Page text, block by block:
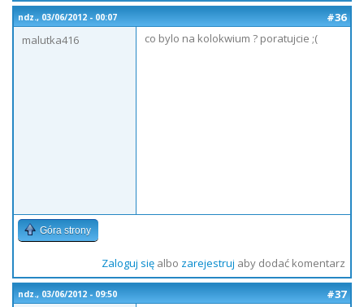
ndz., 03/06/2012 - 00:07
#36
malutka416
co bylo na kolokwium ? poratujcie ;(
Góra strony
Zaloguj sięalbo zarejestruj aby dodać komentarz
ndz., 03/06/2012 - 09:50
#37